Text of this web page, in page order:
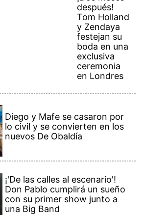
después!
Tom Holland
y Zendaya
festejan su
boda en una
exclusiva
ceremonia
en Londres
Diego y Mafe se casaron por
lo civil y se convierten en los
nuevos De Obaldía
¡'De las calles al escenario'!
Don Pablo cumplirá un sueño
con su primer show junto a
una Big Band